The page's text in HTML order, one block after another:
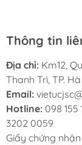
Thông tin
Địa chỉ: Km12,
Thanh Trì, TP.
Email:
Hotline: 098 155
3202 0059
Giấy chứng